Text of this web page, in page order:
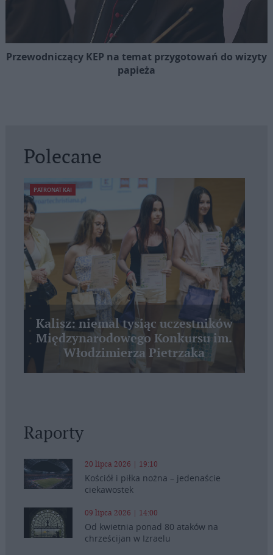
Przewodniczący KEP na temat przygotowań do wizyty
papieża
Polecane
PATRONAT KAI
Kalisz: niemal tysiąc uczestników
Międzynarodowego Konkursu im.
Włodzimierza Pietrzaka
Raporty
20 lipca 2026 | 19:10
Kościół i piłka nożna – jedenaście
ciekawostek
09 lipca 2026 | 14:00
Od kwietnia ponad 80 ataków na
chrześcijan w Izraelu